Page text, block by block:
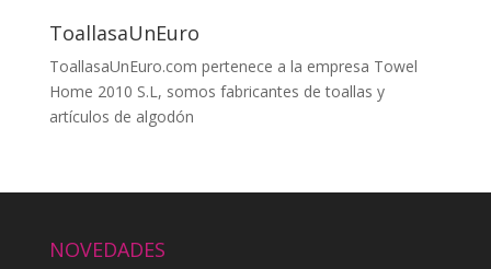
ToallasaUnEuro
ToallasaUnEuro.com pertenece a la empresa Towel
Home 2010 S.L, somos fabricantes de toallas y
artículos de algodón
NOVEDADES